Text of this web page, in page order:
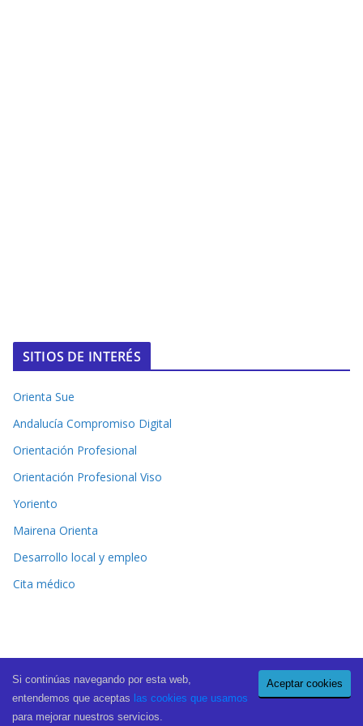
SITIOS DE INTERÉS
Orienta Sue
Andalucía Compromiso Digital
Orientación Profesional
Orientación Profesional Viso
Yoriento
Mairena Orienta
Desarrollo local y empleo
Cita médico
Copyright © 2026 El Periódico de Mairena
. All rights reserved.
Theme:
ColorMag Pro by ThemeGrill. Powered by
Aceptar cookies
Si continúas navegando por esta web,
entendemos que aceptas las cookies que usamos
para mejorar nuestros servicios.